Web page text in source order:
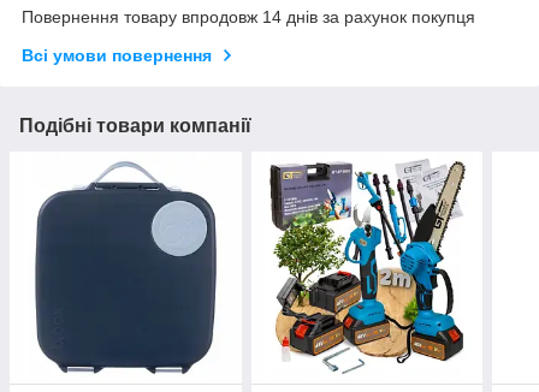
Повернення товару впродовж 14 днів за рахунок покупця
Всі умови повернення
Подібні товари компанії